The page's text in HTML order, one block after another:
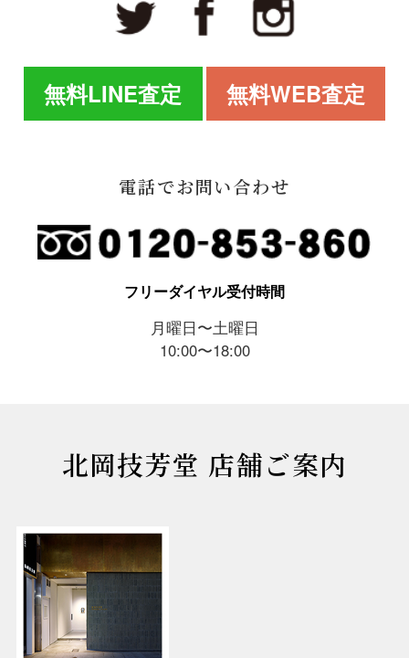
無料LINE査定 無料WEB査定
電話でお問い合わせ
フリーダイヤル受付時間
月曜日〜土曜日
10:00〜18:00
北岡技芳堂 店舗ご案内